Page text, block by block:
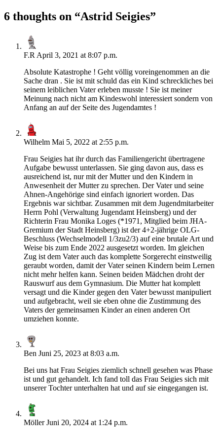
6 thoughts on “Astrid Seigies”
F.R April 3, 2021 at 8:07 p.m.
Absolute Katastrophe ! Geht völlig voreingenommen an die
Sache dran . Sie ist mit schuld das ein Kind schreckliches bei
seinem leiblichen Vater erleben musste ! Sie ist meiner
Meinung nach nicht am Kindeswohl interessiert sondern von
Anfang an auf der Seite des Jugendamtes !
Wilhelm Mai 5, 2022 at 2:55 p.m.
Frau Seigies hat ihr durch das Familiengericht übertragene
Aufgabe bewusst unterlassen. Sie ging davon aus, dass es
ausreichend ist, nur mit der Mutter und den Kindern in
Anwesenheit der Mutter zu sprechen. Der Vater und seine
Ahnen-Angehörige sind einfach ignoriert worden. Das
Ergebnis war sichtbar. Zusammen mit dem Jugendmitarbeiter
Herrn Pohl (Verwaltung Jugendamt Heinsberg) und der
Richterin Frau Monika Loges (*1971, Mitglied beim JHA-
Gremium der Stadt Heinsberg) ist der 4+2-jährige OLG-
Beschluss (Wechselmodell 1/3zu2/3) auf eine brutale Art und
Weise bis zum Ende 2022 ausgesetzt worden. Im gleichen
Zug ist dem Vater auch das komplette Sorgerecht einstweilig
geraubt worden, damit der Vater seinen Kindern beim Lernen
nicht mehr helfen kann. Seinen beiden Mädchen droht der
Rauswurf aus dem Gymnasium. Die Mutter hat komplett
versagt und die Kinder gegen den Vater bewusst manipuliert
und aufgebracht, weil sie eben ohne die Zustimmung des
Vaters der gemeinsamen Kinder an einen anderen Ort
umziehen konnte.
Ben Juni 25, 2023 at 8:03 a.m.
Bei uns hat Frau Seigies ziemlich schnell gesehen was Phase
ist und gut gehandelt. Ich fand toll das Frau Seigies sich mit
unserer Tochter unterhalten hat und auf sie eingegangen ist.
Möller Juni 20, 2024 at 1:24 p.m.